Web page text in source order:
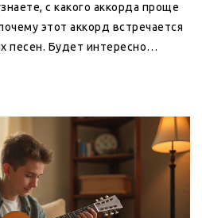
с какого аккорда проще
этот аккорд встречается
песен. Будет интересно
советы по переходу между
в руках, и тем, кто уже